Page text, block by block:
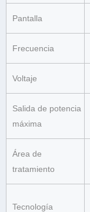
Pantalla
Frecuencia
Voltaje
Salida de potencia
máxima
Área de
tratamiento
Tecnología